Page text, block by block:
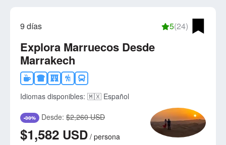
9 días 5(24)
Explora Marruecos Desde
Marrakech
Idiomas disponibles: 🇲🇽 Español
-30% Desde: $2,260 USD
$1,582 USD / persona